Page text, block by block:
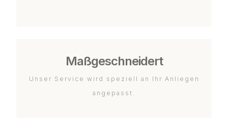
Maßgeschneidert
Unser Service wird speziell an Ihr Anliegen
angepasst.